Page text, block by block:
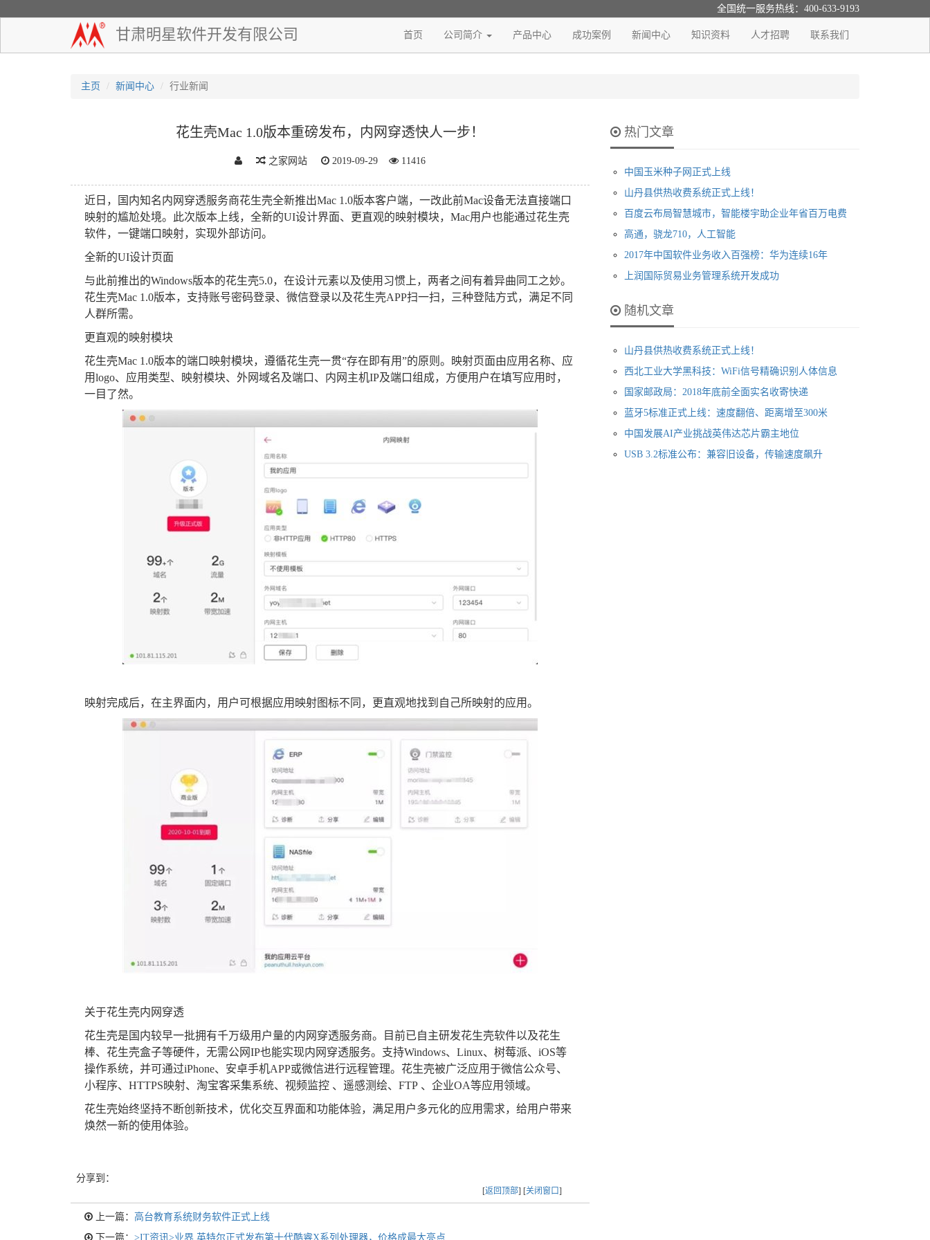
全国统一服务热线：400-633-9193
甘肃明星软件开发有限公司 首页 公司简介 产品中心 成功案例 新闻中心 知识资料 人才招聘 联系我们
主页 新闻中心 行业新闻
花生壳Mac 1.0版本重磅发布，内网穿透快人一步！
之家网站 2019-09-29 11416
近日，国内知名内网穿透服务商花生壳全新推出Mac 1.0版本客户端，一改此前Mac设备无法直接端口
映射的尴尬处境。此次版本上线，全新的UI设计界面、更直观的映射模块，Mac用户也能通过花生壳
软件，一键端口映射，实现外部访问。
全新的UI设计页面
与此前推出的Windows版本的花生壳5.0，在设计元素以及使用习惯上，两者之间有着异曲同工之妙。
花生壳Mac 1.0版本，支持账号密码登录、微信登录以及花生壳APP扫一扫，三种登陆方式，满足不同
人群所需。
更直观的映射模块
花生壳Mac 1.0版本的端口映射模块，遵循花生壳一贯“存在即有用”的原则。映射页面由应用名称、应
用logo、应用类型、映射模块、外网域名及端口、内网主机IP及端口组成，方便用户在填写应用时，
一目了然。
映射完成后，在主界面内，用户可根据应用映射图标不同，更直观地找到自己所映射的应用。
关于花生壳内网穿透
花生壳是国内较早一批拥有千万级用户量的内网穿透服务商。目前已自主研发花生壳软件以及花生
棒、花生壳盒子等硬件，无需公网IP也能实现内网穿透服务。支持Windows、Linux、树莓派、iOS等
操作系统，并可通过iPhone、安卓手机APP或微信进行远程管理。花生壳被广泛应用于微信公众号、
小程序、HTTPS映射、淘宝客采集系统、视频监控 、遥感测绘、FTP 、企业OA等应用领域。
花生壳始终坚持不断创新技术，优化交互界面和功能体验，满足用户多元化的应用需求，给用户带来
焕然一新的使用体验。
分享到：
[返回顶部] [关闭窗口]
上一篇： 高台教育系统财务软件正式上线
下一篇： >IT资讯>业界 英特尔正式发布第十代酷睿X系列处理器，价格成最大亮点
热门文章
中国玉米种子网正式上线
山丹县供热收费系统正式上线！
百度云布局智慧城市，智能楼宇助企业年省百万电费
高通，骁龙710，人工智能
2017年中国软件业务收入百强榜：华为连续16年
上润国际贸易业务管理系统开发成功
随机文章
山丹县供热收费系统正式上线！
西北工业大学黑科技：WiFi信号精确识别人体信息
国家邮政局：2018年底前全面实名收寄快递
蓝牙5标准正式上线：速度翻倍、距离增至300米
中国发展AI产业挑战英伟达芯片霸主地位
USB 3.2标准公布：兼容旧设备，传输速度飙升